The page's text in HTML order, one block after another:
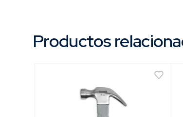
Productos